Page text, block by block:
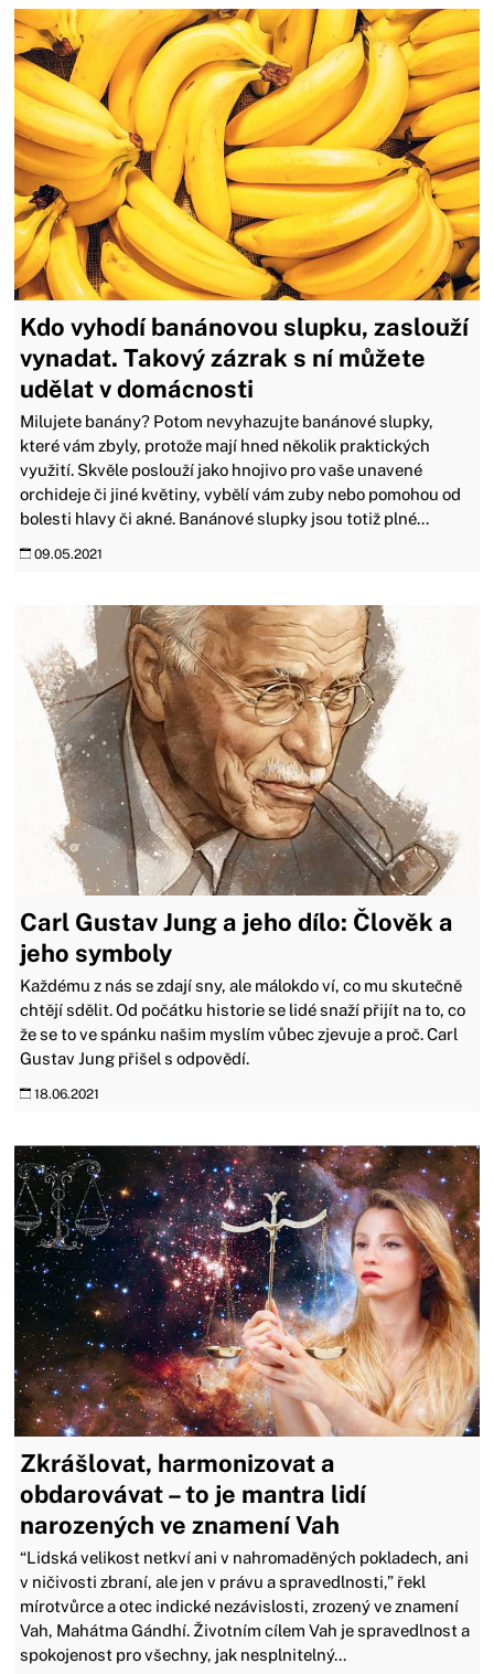
Kdo vyhodí banánovou slupku, zaslouží
vynadat. Takový zázrak s ní můžete
udělat v domácnosti
Milujete banány? Potom nevyhazujte banánové slupky,
které vám zbyly, protože mají hned několik praktických
využití. Skvěle poslouží jako hnojivo pro vaše unavené
orchideje či jiné květiny, vybělí vám zuby nebo pomohou od
bolesti hlavy či akné. Banánové slupky jsou totiž plné...
09.05.2021
Carl Gustav Jung a jeho dílo: Člověk a
jeho symboly
Každému z nás se zdají sny, ale málokdo ví, co mu skutečně
chtějí sdělit. Od počátku historie se lidé snaží přijít na to, co
že se to ve spánku našim myslím vůbec zjevuje a proč. Carl
Gustav Jung přišel s odpovědí.
18.06.2021
Zkrášlovat, harmonizovat a
obdarovávat – to je mantra lidí
narozených ve znamení Vah
“Lidská velikost netkví ani v nahromaděných pokladech, ani
v ničivosti zbraní, ale jen v právu a spravedlnosti,” řekl
mírotvůrce a otec indické nezávislosti, zrozený ve znamení
Vah, Mahátma Gándhí. Životním cílem Vah je spravedlnost a
spokojenost pro všechny, jak nesplnitelný...